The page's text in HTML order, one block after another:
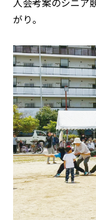
がり。